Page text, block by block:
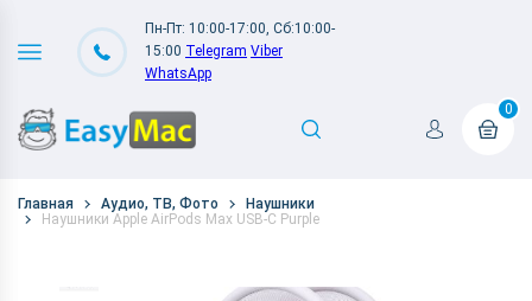
Пн-Пт: 10:00-17:00, Сб:10:00-
15:00 Telegram Viber
WhatsApp
0
Главная Аудио, ТВ, Фото
Наушники
Наушники Apple AirPods Max USB-C Purple